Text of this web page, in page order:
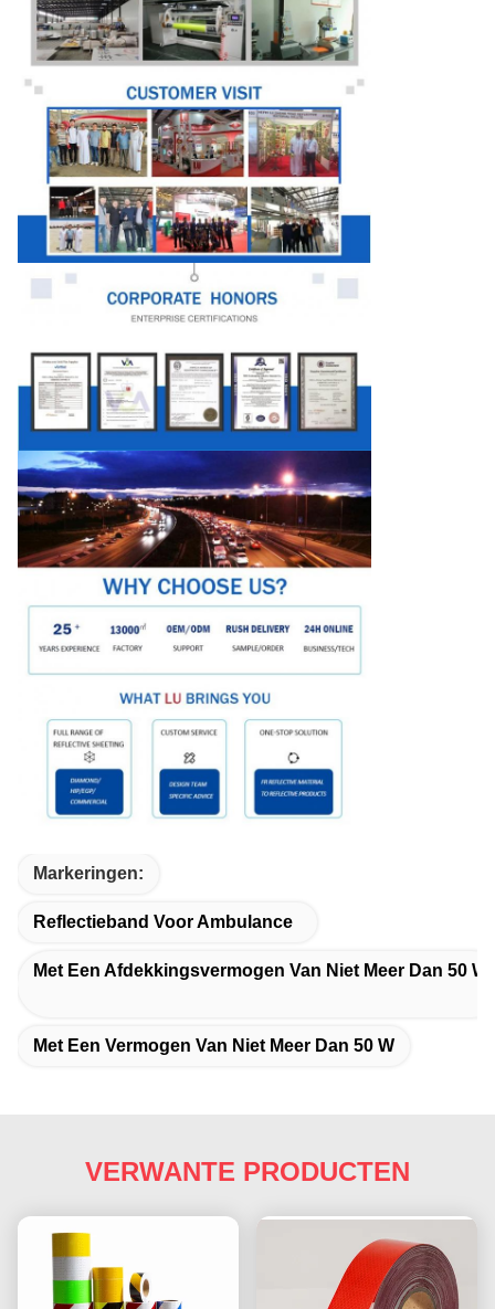
Markeringen:
Reflectieband Voor Ambulance
Met Een Afdekkingsvermogen Van Niet Meer Dan 50 W
Met Een Vermogen Van Niet Meer Dan 50 W
VERWANTE PRODUCTEN